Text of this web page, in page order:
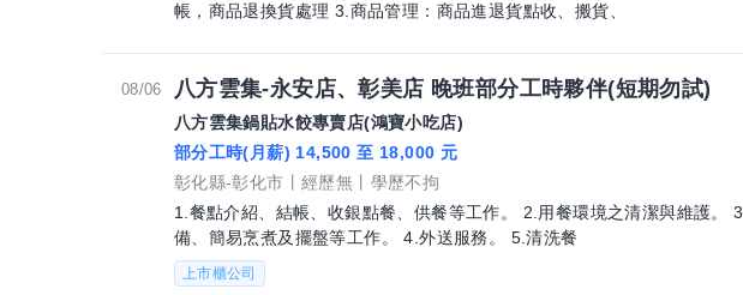
帳，商品退換貨處理 3.商品管理：商品進退貨點收、搬貨、
08/06 八方雲集-永安店、彰美店 晚班部分工時夥伴(短期勿試)
八方雲集鍋貼水餃專賣店(鴻寶小吃店)
部分工時(月薪) 14,500 至 18,000 元
彰化縣-彰化市
經歷無
學歷不拘
1.餐點介紹、結帳、收銀點餐、供餐等工作。 2.用餐環境之清潔與維護。
備、簡易烹煮及擺盤等工作。 4.外送服務。 5.清洗餐
上市櫃公司